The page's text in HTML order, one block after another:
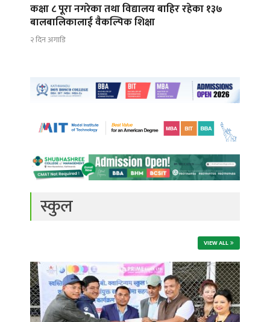
कक्षा ८ पूरा नगरेका तथा विद्यालय बाहिर रहेका १३७
बालबालिकालाई वैकल्पिक शिक्षा
२ दिन अगाडि
स्कुल
VIEW ALL